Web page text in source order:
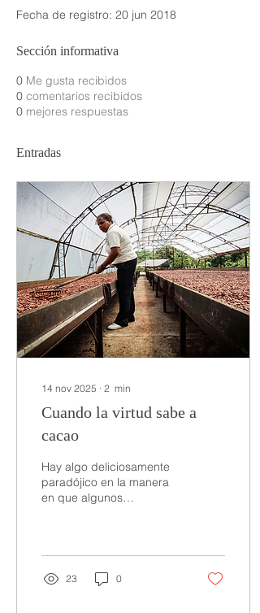
Fecha de registro: 20 jun 2018
Sección informativa
0 Me gusta recibidos
0 comentarios recibidos
0 mejores respuestas
Entradas
14 nov 2025 ∙ 2 min
Cuando la virtud sabe a
cacao
Hay algo deliciosamente
paradójico en la manera
en que algunos
sin
condescendencia.Hablan
de “ conocer a los
23 0